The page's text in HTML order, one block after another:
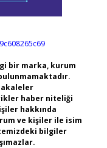
bir marka, kurum
haber niteliği
hakkında
ve kişiler ile isim
bilgiler